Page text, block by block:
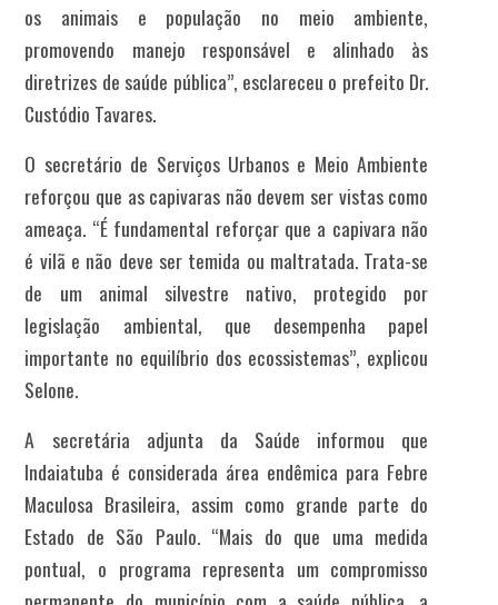
os animais e população no meio ambiente,
promovendo manejo responsável e alinhado às
diretrizes de saúde pública”, esclareceu o prefeito Dr.
Custódio Tavares.
O secretário de Serviços Urbanos e Meio Ambiente
reforçou que as capivaras não devem ser vistas como
ameaça. “É fundamental reforçar que a capivara não
é vilã e não deve ser temida ou maltratada. Trata-se
de um animal silvestre nativo, protegido por
legislação ambiental, que desempenha papel
importante no equilíbrio dos ecossistemas”, explicou
Selone.
A secretária adjunta da Saúde informou que
Indaiatuba é considerada área endêmica para Febre
Maculosa Brasileira, assim como grande parte do
Estado de São Paulo. “Mais do que uma medida
pontual, o programa representa um compromisso